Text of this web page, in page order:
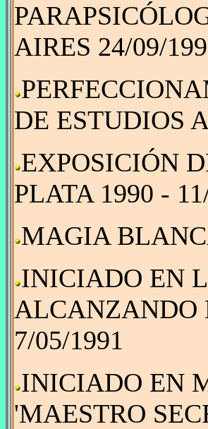
AIRES 24/09/
DE ESTUDIOS
EXPOSICIÓN
PLATA 1990 -
MAGIA
INICIADO EN
ALCANZANDO
7/05/1991
INICIADO EN
'MAESTRO